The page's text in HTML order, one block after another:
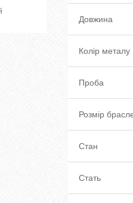
Довжина
Колір металу
Проба
Розмір
Стан
Стать